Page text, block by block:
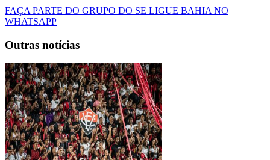
FAÇA PARTE DO GRUPO DO SE LIGUE BAHIA NO
WHATSAPP
Outras notícias